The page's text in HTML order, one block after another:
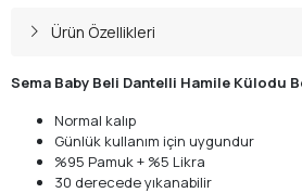
Ürün Özellikleri
Sema Baby Beli Dantelli Hamile Külodu
Normal kalıp
Günlük kullanım için uygundur
%95 Pamuk + %5 Likra
30 derecede yıkanabilir